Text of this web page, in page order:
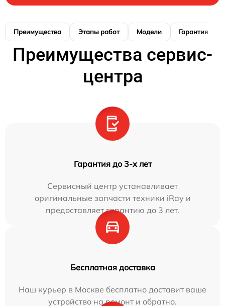
Преимущества Этапы работ Модели Гарантия
Преимущества сервис-
центра
Гарантия до 3-х лет
Сервисный центр устанавливает
оригинальные запчасти техники iRay и
предоставляет гарантию до 3 лет.
Бесплатная доставка
Наш курьер в Москве бесплатно доставит ваше
устройство на ремонт и обратно.